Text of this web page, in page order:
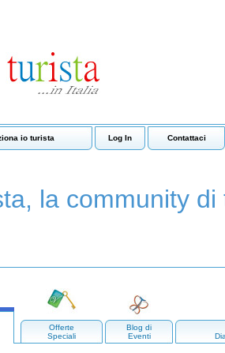
io turista Log In Contattaci
la community di
Offerte
Speciali
Blog di
Eventi